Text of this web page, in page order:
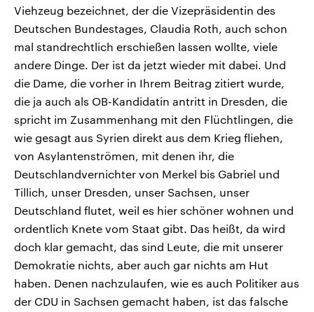
Viehzeug bezeichnet, der die Vizepräsidentin des
Deutschen Bundestages, Claudia Roth, auch schon
mal standrechtlich erschießen lassen wollte, viele
andere Dinge. Der ist da jetzt wieder mit dabei. Und
die Dame, die vorher in Ihrem Beitrag zitiert wurde,
die ja auch als OB-Kandidatin antritt in Dresden, die
spricht im Zusammenhang mit den Flüchtlingen, die
wie gesagt aus Syrien direkt aus dem Krieg fliehen,
von Asylantenströmen, mit denen ihr, die
Deutschlandvernichter von Merkel bis Gabriel und
Tillich, unser Dresden, unser Sachsen, unser
Deutschland flutet, weil es hier schöner wohnen und
ordentlich Knete vom Staat gibt. Das heißt, da wird
doch klar gemacht, das sind Leute, die mit unserer
Demokratie nichts, aber auch gar nichts am Hut
haben. Denen nachzulaufen, wie es auch Politiker aus
der CDU in Sachsen gemacht haben, ist das falsche